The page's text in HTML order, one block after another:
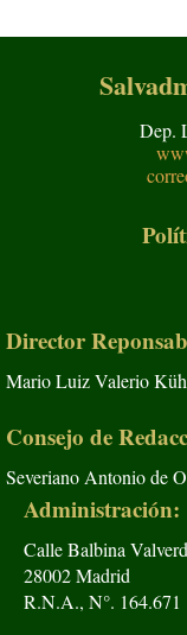
Dep.
Director
Mario Luiz Valerio
Consejo de
Severiano Antonio de
Administración:
Calle Balbina
28002 Madrid
R.N.A., N°. 164.671